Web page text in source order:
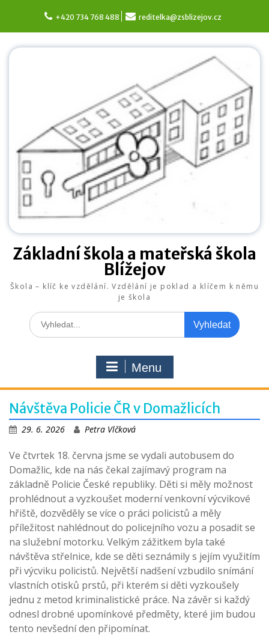
content
+420 734 768 488 reditelka@zsblizejov.cz
Základní škola a mateřská škola
Blížejov
Škola – klíč ke vzdělání. Vzdělání je poklad a klíčem k němu
je škola
Search
for:
Menu
Návštěva Policie ČR v Domažlicích
29. 6. 2026 Petra Vlčková
Ve čtvrtek 18. června jsme se vydali autobusem do
Domažlic, kde na nás čekal zajímavý program na
základně Policie České republiky. Děti si měly možnost
prohlédnout a vyzkoušet moderní venkovní výcvikové
hřiště, dozvěděly se více o práci policistů a měly
příležitost nahlédnout do policejního vozu a posadit se
na služební motorku. Velkým zážitkem byla také
návštěva střelnice, kde se děti seznámily s jejím využitím
při výcviku policistů. Největší nadšení vzbudilo snímání
vlastních otisků prstů, při kterém si děti vyzkoušely
jednu z metod kriminalistické práce. Na závěr si každý
odnesl drobné upomínkové předměty, které jim budou
tento nevšední den připomínat.